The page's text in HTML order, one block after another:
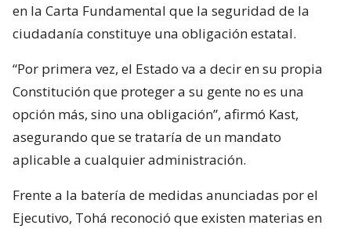
en la Carta Fundamental que la seguridad de la
ciudadanía constituye una obligación estatal.
“Por primera vez, el Estado va a decir en su propia
Constitución que proteger a su gente no es una
opción más, sino una obligación”, afirmó Kast,
asegurando que se trataría de un mandato
aplicable a cualquier administración.
Frente a la batería de medidas anunciadas por el
Ejecutivo, Tohá reconoció que existen materias en